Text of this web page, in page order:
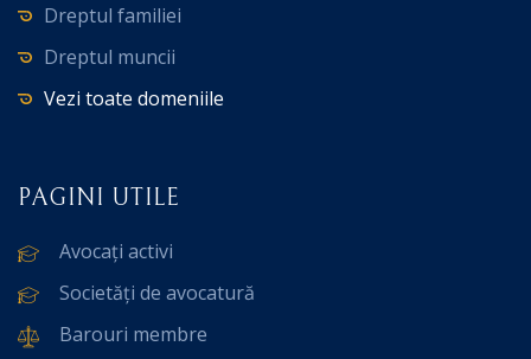
Dreptul familiei
Dreptul muncii
Vezi toate domeniile
PAGINI UTILE
Avocați activi
Societăți de avocatură
Barouri membre